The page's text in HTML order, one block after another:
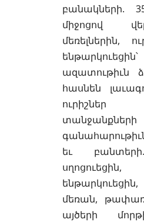
բանակների.
միջոցով
մեռելներին,
ազատութիւն
հասնեն
ուրիշներ
եւ բանտերի.
մեռան,
այծերի